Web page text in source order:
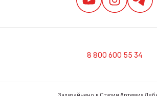
8 800 600 55 34